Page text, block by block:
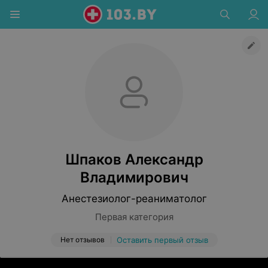
Шпаков Александр
Владимирович
Анестезиолог-реаниматолог
Первая категория
Нет отзывов Оставить первый отзыв